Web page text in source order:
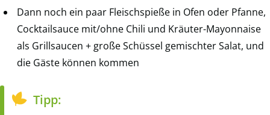
Dann noch ein paar Fleischspieße in Ofen oder Pfanne,
Cocktailsauce mit/ohne Chili und Kräuter-Mayonnaise
als Grillsaucen + große Schüssel gemischter Salat, und
die Gäste können kommen
Tipp: